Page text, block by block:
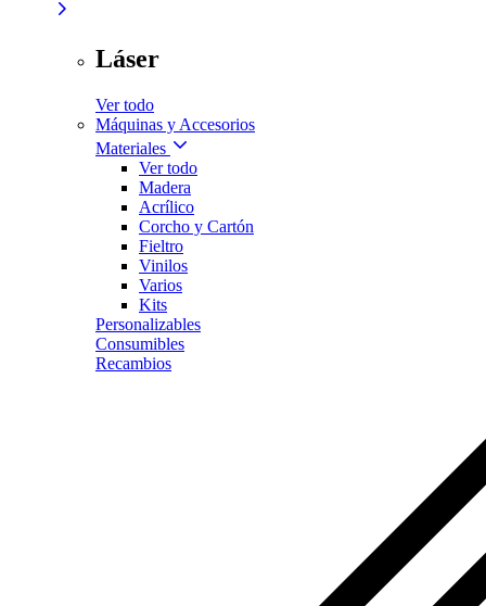
Láser
Ver todo
Máquinas y Accesorios
Materiales
Ver todo
Madera
Acrílico
Corcho y Cartón
Fieltro
Vinilos
Varios
Kits
Personalizables
Consumibles
Recambios